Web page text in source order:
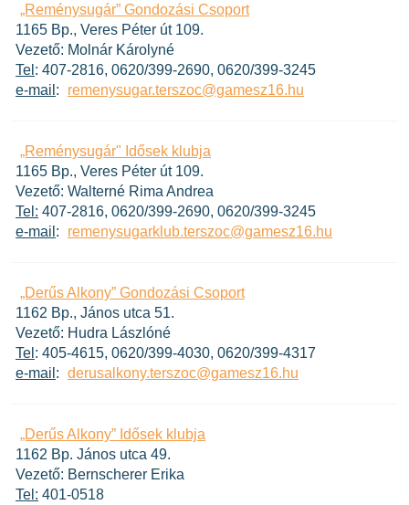
„Reménysugár” Gondozási Csoport
1165 Bp., Veres Péter út 109.
Vezető: Molnár Károlyné
Tel : 407-2816, 0620/399-2690, 0620/399-3245
e-mail : remenysugar.terszoc@gamesz16.hu
„Reménysugár" Idősek klubja
1165 Bp., Veres Péter út 109.
Vezető: Walterné Rima Andrea
Tel: 407-2816, 0620/399-2690, 0620/399-3245
e-mail : remenysugarklub.terszoc@gamesz16.hu
„Derűs Alkony” Gondozási Csoport
1162 Bp., János utca 51.
Vezető: Hudra Lászlóné
Tel : 405-4615, 0620/399-4030, 0620/399-4317
e-mail : derusalkony.terszoc@gamesz16.hu
„Derűs Alkony” Idősek klubja
1162 Bp. János utca 49.
Vezető: Bernscherer Erika
Tel: 401-0518